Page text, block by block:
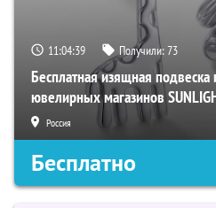
11:04:39 Получили:73
Бесплатная изящная
ювелирных магазинов
Россия
Бесплатно